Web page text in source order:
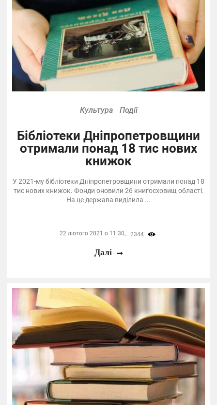
Культура Події
Бібліотеки Дніпропетровщини
отримали понад 18 тис нових
книжок
У 2021-му бібліотеки Дніпропетровщини отримали понад 18
тис нових книжок. Фонди оновили 26 книгосховищ області.
На це держава виділила ...
22 лютого 2021 о 11:30, 2344
Далі